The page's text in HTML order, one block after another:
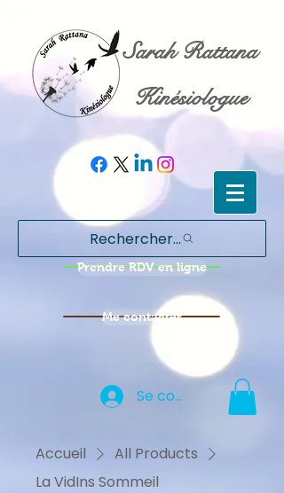
Sarah Rattana
Kinésiologue
Rechercher...
Prendre RDV en ligne
Me contacter
Se connecter
Accueil
All Products
La VidIns Sommeil